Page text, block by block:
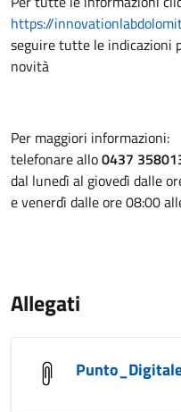
https://
seguire tutte le indicazioni
novità
Per maggiori informazioni:
telefonare allo0437
dal lunedì al giovedì dalle
e venerdì dalle ore 08:00
Allegati